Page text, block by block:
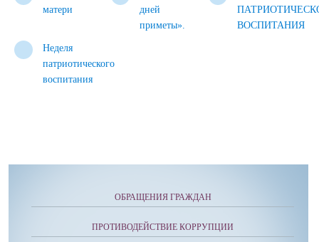
матери
дней
приметы».
ВОСПИТАНИЯ
Неделя
патриотического
воспитания
ОБРАЩЕНИЯ ГРАЖДАН
ПРОТИВОДЕЙСТВИЕ КОРРУПЦИИ